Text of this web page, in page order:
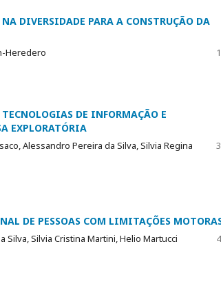
DIVERSIDADE PARA A CONSTRUÇÃO DA
Heredero
TECNOLOGIAS DE INFORMAÇÃO E
EXPLORATÓRIA
Alessandro Pereira da Silva, Silvia Regina
DE PESSOAS COM LIMITAÇÕES
Silvia Cristina Martini, Helio Martucci